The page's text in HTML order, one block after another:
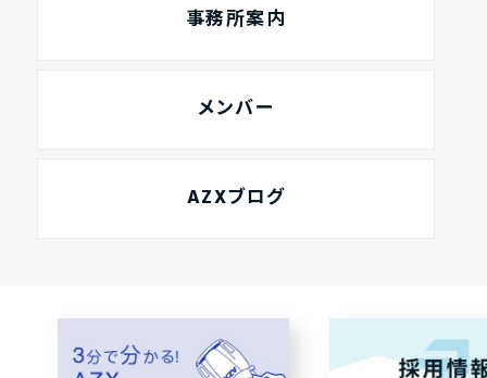
事務所案内
メンバー
AZXブログ